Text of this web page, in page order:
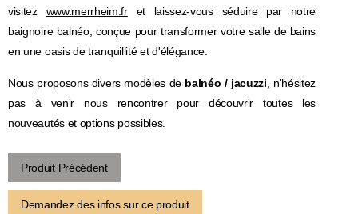
visitez www.merrheim.fret laissez-vous séduire par notre
baignoire balnéo, conçue pour transformer votre salle de bains
en une oasis de tranquillité et d'élégance.
Nous proposons divers modèles de balnéo / jacuzzi , n'hésitez
pas à venir nous rencontrer pour découvrir toutes les
nouveautés et options possibles.
Produit Précédent
Demandez des infos sur ce produit